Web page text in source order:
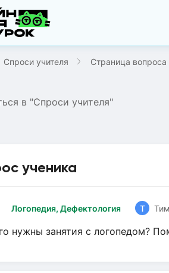
Спроси учителя Страница вопроса
в "Спроси учителя"
ученика
Логопедия, Дефектология Т
нужны занятия с логопедом?